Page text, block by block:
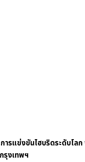
การแข่งขันไฮบริดระดับโ
รุงเทพฯ